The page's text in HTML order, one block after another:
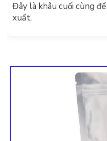
Đây là khâu cuối cùng
xuất.